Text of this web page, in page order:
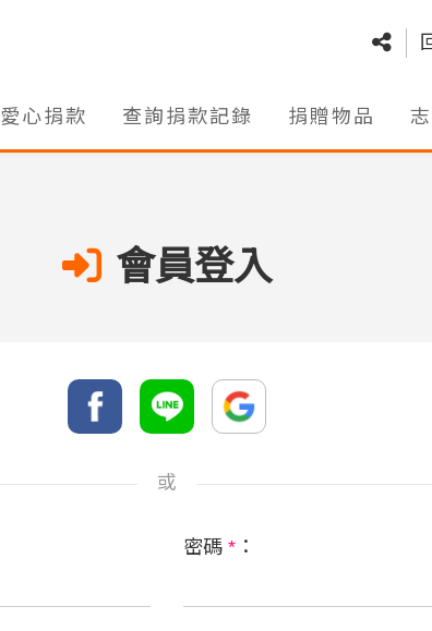
愛心捐款 查詢捐款記錄 捐贈物品
會員登入
或
密碼 * ：